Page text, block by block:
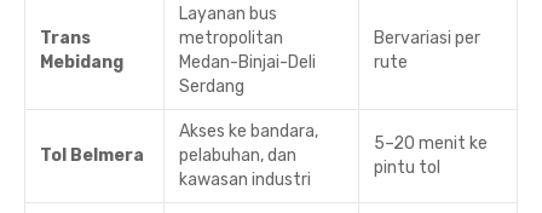
Trans
Mebidang
Layanan bus
metropolitan
Medan-Binjai-Deli
Serdang
Bervariasi per
rute
Tol Belmera
Akses ke bandara,
pelabuhan, dan
kawasan industri
5–20 menit ke
pintu tol